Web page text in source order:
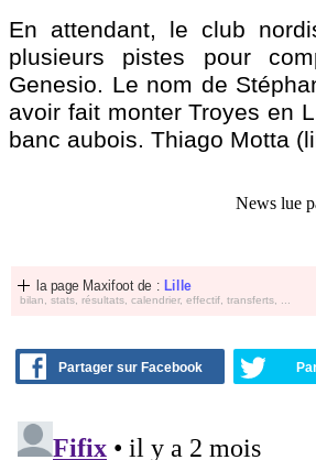
En attendant, le club
plusieurs pistes pour
Genesio. Le nom de
avoir fait monter Troyes en
banc aubois. Thiago Motta
News lue
la page Maxifoot de : Lille
bilan, stats, résultats, calendrier, effectif, transferts, ...
Partager sur Facebook